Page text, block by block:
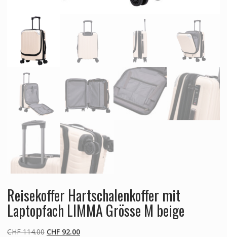
Reisekoffer Hartschalenkoffer mit
Laptopfach LIMMA Grösse M beige
CHF114.00 Ursprünglicher
CHF92.00Aktueller